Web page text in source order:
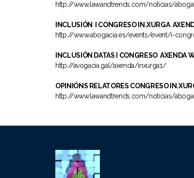
http://www.lawandtrends.com/noticias/
INCLUSIÓN I CONGRESO IN.XURGA
http://www.abogacia.es/events/event/i-
INCLUSIÓN DATAS I CONGRESO
http://avogacia.gal/axenda/inxurga1/
OPINIÓNS RELATORES CONGRESO
http://www.lawandtrends.com/noticias/